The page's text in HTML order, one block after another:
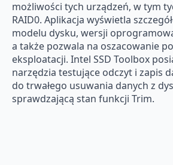
możliwości tych urządzeń, w tym
RAID0. Aplikacja wyświetla
modelu dysku, wersji
a także pozwala na oszacowanie
eksploatacji. Intel SSD Toolbox
narzędzia testujące odczyt i zapis
do trwałego usuwania danych z
sprawdzającą stan funkcji Trim.